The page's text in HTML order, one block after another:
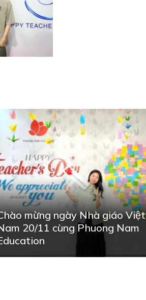
mừng ngày Nhà giáo Việt
20/11 cùng Phuong Nam